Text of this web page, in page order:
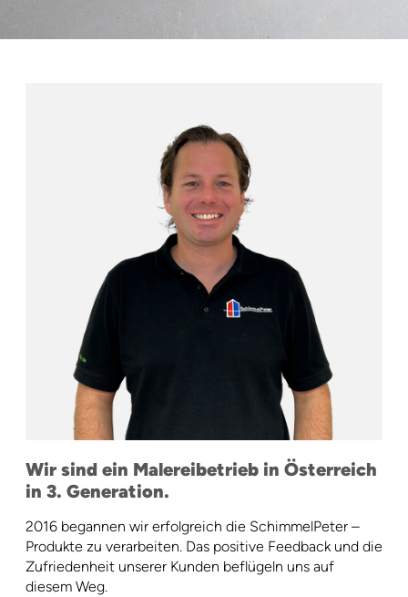
Wir sind ein Malereibetrieb in Österreich
in 3. Generation.
2016 begannen wir erfolgreich die SchimmelPeter –
Produkte zu verarbeiten. Das positive Feedback und die
Zufriedenheit unserer Kunden beflügeln uns auf
diesem Weg.